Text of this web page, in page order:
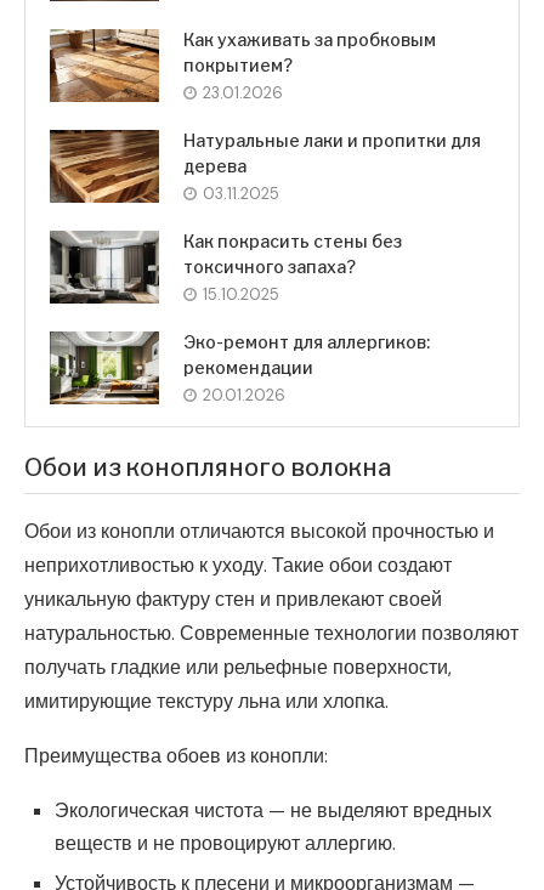
Как ухаживать за пробковым
покрытием?
23.01.2026
Натуральные лаки и пропитки для
дерева
03.11.2025
Как покрасить стены без
токсичного запаха?
15.10.2025
Эко-ремонт для аллергиков:
рекомендации
20.01.2026
Обои из конопляного волокна
Обои из конопли отличаются высокой прочностью и
неприхотливостью к уходу. Такие обои создают
уникальную фактуру стен и привлекают своей
натуральностью. Современные технологии позволяют
получать гладкие или рельефные поверхности,
имитирующие текстуру льна или хлопка.
Преимущества обоев из конопли:
Экологическая чистота — не выделяют вредных
веществ и не провоцируют аллергию.
Устойчивость к плесени и микроорганизмам —